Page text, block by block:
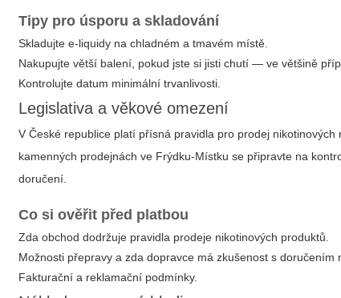
Tipy pro úsporu a skladování
Skladujte e-liquidy na chladném a tmavém místě.
Nakupujte větší balení, pokud jste si jisti chutí — ve většině
Kontrolujte datum minimální trvanlivosti.
Legislativa a věkové omezení
V České republice platí přísná pravidla pro prodej
kamenných prodejnách ve Frýdku-Místku se připravte na
doručení.
Co si ověřit před platbou
Zda obchod dodržuje pravidla prodeje nikotinových produktů.
Možnosti přepravy a zda dopravce má zkušenost s doručením
Fakturační a reklamační podmínky.